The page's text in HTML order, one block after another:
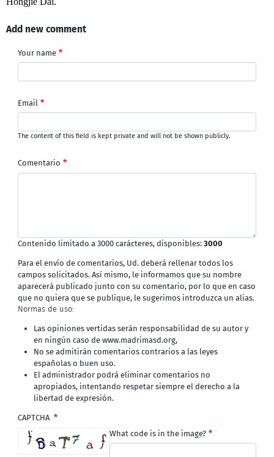
Add new comment
Your name
Email
The content of this field is kept private and will not be shown publicly.
Comentario
Contenido limitado a 3000 carácteres, disponibles:3000
Para el envío de comentarios, Ud. deberá rellenar todos los
campos solicitados. Así mismo, le informamos que su nombre
aparecerá publicado junto con su comentario, por lo que en caso
que no quiera que se publique, le sugerimos introduzca un alias.
Normas de uso:
Las opiniones vertidas serán responsabilidad de su autor y
en ningún caso de www.madrimasd.org,
No se admitirán comentarios contrarios a las leyes
españolas o buen uso.
El administrador podrá eliminar comentarios no
apropiados, intentando respetar siempre el derecho a la
libertad de expresión.
CAPTCHA
What code is in the image?